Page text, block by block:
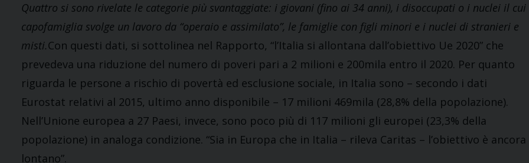
Quattro si sono rivelate le categorie più svantaggiate: i giovani (fino ai 34 anni), i disoccupati o i nuclei il cui
capofamiglia svolge un lavoro da “operaio e assimilato”, le famiglie con figli minori e i nuclei di stranieri e
misti.Con questi dati, si sottolinea nel Rapporto, “l’Italia si allontana dall’obiettivo Ue 2020” che
prevedeva una riduzione del numero di poveri pari a 2 milioni e 200mila entro il 2020. Per quanto
riguarda le persone a rischio di povertà ed esclusione sociale, in Italia sono – secondo i dati
Eurostat relativi al 2015, ultimo anno disponibile – 17 milioni 469mila (28,8% della popolazione).
Nell’Unione europea a 27 Paesi, invece, sono poco più di 117 milioni gli europei (23,3% della
popolazione) in analoga condizione. “Sia in Europa che in Italia – rileva Caritas – l’obiettivo è ancora
lontano”.